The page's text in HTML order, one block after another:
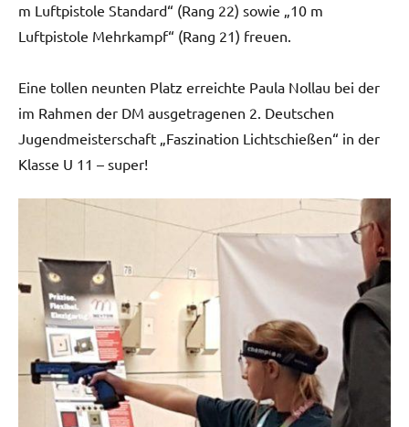
m Luftpistole Standard“ (Rang 22) sowie „10 m
Luftpistole Mehrkampf“ (Rang 21) freuen.
Eine tollen neunten Platz erreichte Paula Nollau bei der
im Rahmen der DM ausgetragenen 2. Deutschen
Jugendmeisterschaft „Faszination Lichtschießen“ in der
Klasse U 11 – super!